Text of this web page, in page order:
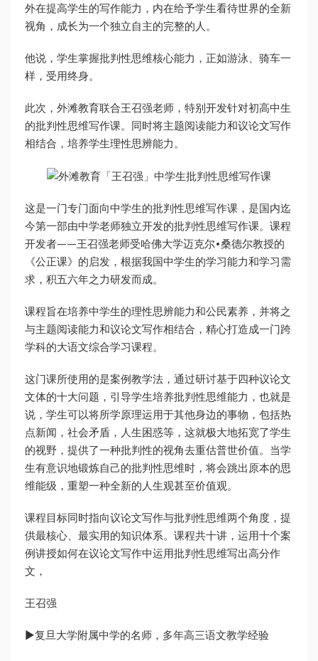
外在提高学生的写作能力，内在给予学生看待世界的全新
视角，成长为一个独立自主的完整的人。
他说，学生掌握批判性思维核心能力，正如游泳、骑车一
样，受用终身。
此次，外滩教育联合王召强老师，特别开发针对初高中生
的批判性思维写作课。同时将主题阅读能力和议论文写作
相结合，培养学生理性思辨能力。
这是一门专门面向中学生的批判性思维写作课，是国内迄
今第一部由中学老师独立开发的批判性思维写作课。课程
开发者——王召强老师受哈佛大学迈克尔•桑德尔教授的
《公正课》的启发，根据我国中学生的学习能力和学习需
求，积五六年之力研发而成。
课程旨在培养中学生的理性思辨能力和公民素养，并将之
与主题阅读能力和议论文写作相结合，精心打造成一门跨
学科的大语文综合学习课程。
这门课所使用的是案例教学法，通过研讨基于四种议论文
文体的十大问题，引导学生培养批判性思维能力，也就是
说，学生可以将所学原理运用于其他身边的事物，包括热
点新闻，社会矛盾，人生困惑等，这就极大地拓宽了学生
的视野，提供了一种批判性的视角去重估普世价值。当学
生有意识地锻炼自己的批判性思维时，将会跳出原本的思
维能级，重塑一种全新的人生观甚至价值观。
课程目标同时指向议论文写作与批判性思维两个角度，提
供最核心、最实用的知识体系。课程共十讲，运用十个案
例讲授如何在议论文写作中运用批判性思维写出高分作
文，
王召强
▶复旦大学附属中学的名师，多年高三语文教学经验